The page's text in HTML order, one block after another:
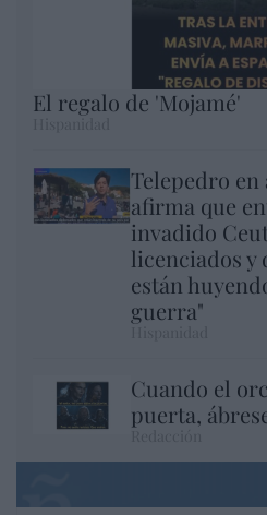
El regalo de 'Mojamé'
Telepedro en
afirma que
invadido
licenciados y
están
guerra"
Cuando el
puerta,